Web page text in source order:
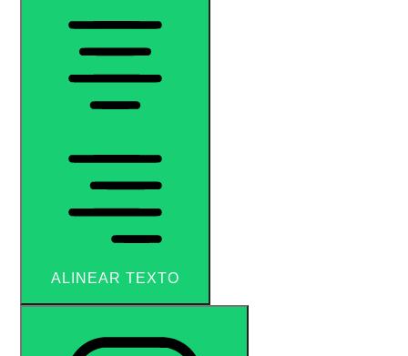
ALINEAR TEXTO